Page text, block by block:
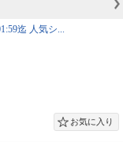
迄 人気シ...